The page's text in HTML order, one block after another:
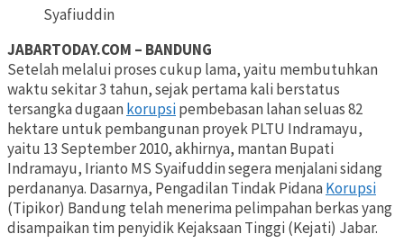
Syafiuddin
JABARTODAY.COM – BANDUNG
Setelah melalui proses cukup lama, yaitu membutuhkan
waktu sekitar 3 tahun, sejak pertama kali berstatus
tersangka dugaankorupsipembebasan lahan seluas 82
hektare untuk pembangunan proyek PLTU Indramayu,
yaitu 13 September 2010, akhirnya, mantan Bupati
Indramayu, Irianto MS Syaifuddin segera menjalani sidang
perdananya. Dasarnya, Pengadilan Tindak PidanaKorupsi
(Tipikor) Bandung telah menerima pelimpahan berkas yang
disampaikan tim penyidik Kejaksaan Tinggi (Kejati) Jabar.